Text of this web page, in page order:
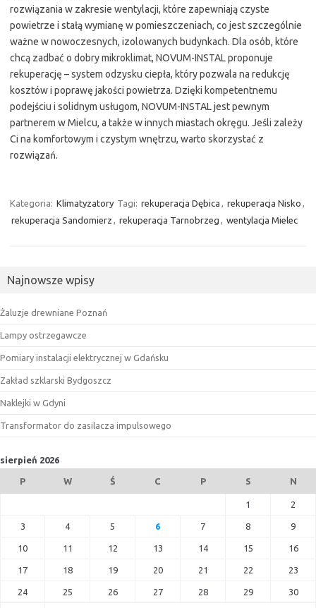
rozwiązania w zakresie wentylacji, które zapewniają czyste
powietrze i stałą wymianę w pomieszczeniach, co jest szczególnie
ważne w nowoczesnych, izolowanych budynkach. Dla osób, które
chcą zadbać o dobry mikroklimat, NOVUM-INSTAL proponuje
rekuperację – system odzysku ciepła, który pozwala na redukcję
kosztów i poprawę jakości powietrza. Dzięki kompetentnemu
podejściu i solidnym usługom, NOVUM-INSTAL jest pewnym
partnerem w Mielcu, a także w innych miastach okręgu. Jeśli zależy
Ci na komfortowym i czystym wnętrzu, warto skorzystać z
rozwiązań.
Kategoria: Klimatyzatory Tagi: rekuperacja Dębica , rekuperacja Nisko ,
rekuperacja Sandomierz , rekuperacja Tarnobrzeg , wentylacja Mielec
Najnowsze wpisy
Żaluzje drewniane Poznań
Lampy ostrzegawcze
Pomiary instalacji elektrycznej w Gdańsku
Zakład szklarski Bydgoszcz
Naklejki w Gdyni
Transformator do zasilacza impulsowego
sierpień 2026
P W Ś C P S N
1 2
3 4 5 6 7 8 9
10 11 12 13 14 15 16
17 18 19 20 21 22 23
24 25 26 27 28 29 30